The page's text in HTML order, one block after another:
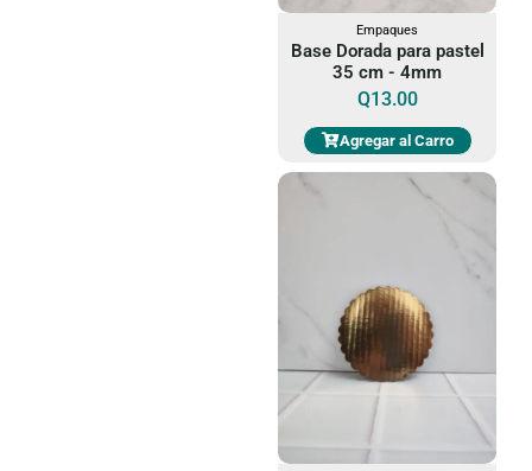
Empaques
Base Dorada para pastel
35 cm - 4mm
Q13.00
Agregar al Carro